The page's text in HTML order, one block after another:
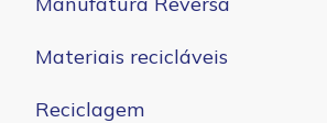
Materiais recicláveis
Reciclagem